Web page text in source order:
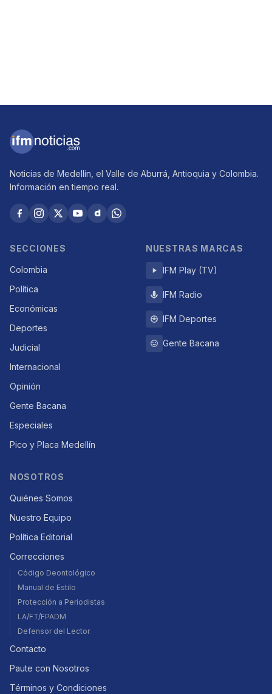
Noticias de Medellín, el Valle de Aburrá, Antioquia y Colombia.
Información en tiempo real.
SECCIONES
Colombia
Política
Económicas
Deportes
Judicial
Internacional
Opinión
Gente Bacana
Especiales
Pico y Placa Medellín
NUESTRAS MARCAS
IFM Play (TV)
IFM Radio
IFM Deportes
Gente Bacana
NOSOTROS
Quiénes Somos
Nuestro Equipo
Política Editorial
Correcciones
Código Deontológico
Manual de Estilo
Protección a Periodistas
LA/FT/FPADM
Defensor del Lector
Contacto
Paute con Nosotros
Términos y Condiciones